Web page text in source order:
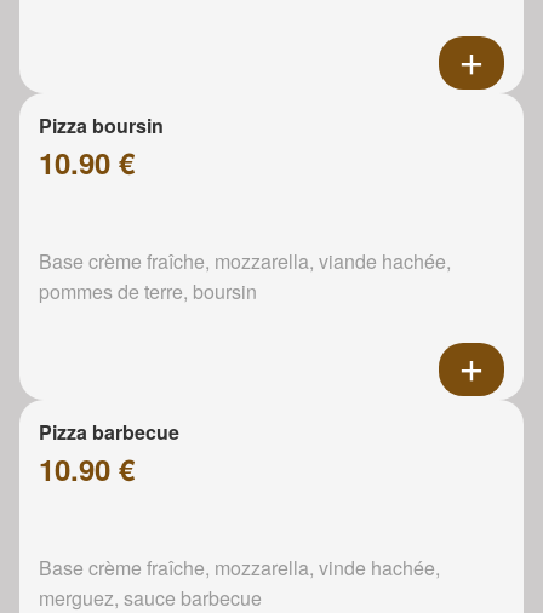
Pizza boursin
10.90 €
Base crème fraîche, mozzarella, viande hachée,
pommes de terre, boursin
Pizza barbecue
10.90 €
Base crème fraîche, mozzarella, vinde hachée,
merguez, sauce barbecue